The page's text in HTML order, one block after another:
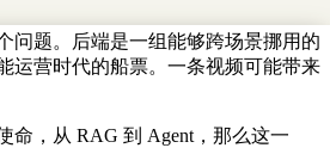
问题。后端是一组能够跨场景挪用的
运营时代的船票。一条视频可能带来
，从 RAG 到 Agent，那么这一